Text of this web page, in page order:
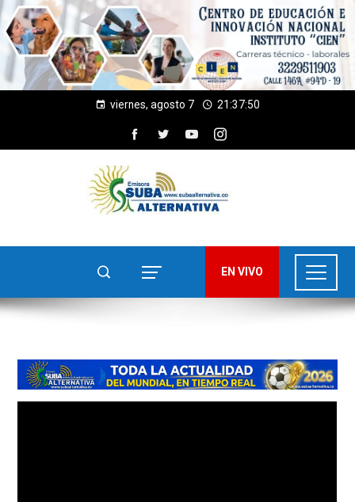
viernes, agosto 7 21:37:51
EN VIVO